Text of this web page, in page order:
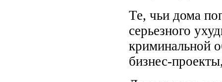
Те, чьи дома
серьезного
криминальной
бизнес-